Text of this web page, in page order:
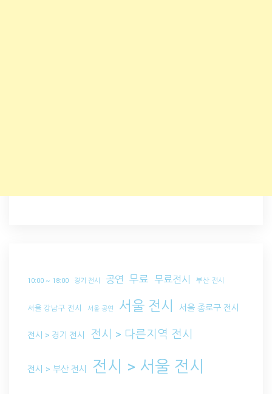
10:00 ~ 18:00 경기 전시 공연 무료 무료전시 부산 전시
서울 강남구 전시 서울 공연 서울 전시 서울 종로구 전시
전시 > 경기 전시 전시 > 다른지역 전시
전시 > 부산 전시 전시 > 서울 전시